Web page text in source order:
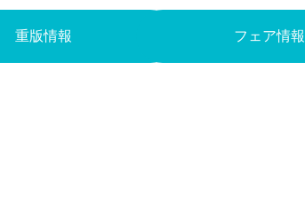
重版情報 フェア情報